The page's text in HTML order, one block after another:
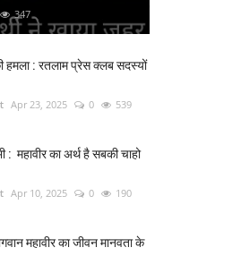
347
हमला : रतलाम प्रेस क्लब सदस्यों
Apr 23, 2025 0 539
महावीर का अर्थ है सबकी चाहो
Apr 10, 2025 0 190
महावीर का जीवन मानवता के